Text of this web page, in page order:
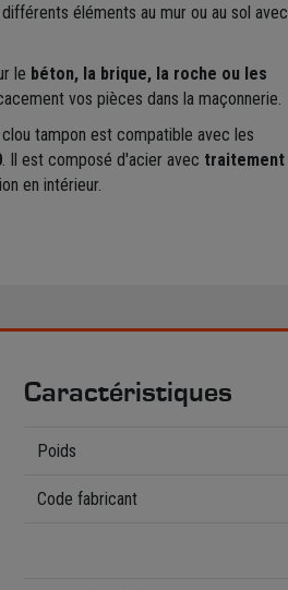
éléments au mur ou au sol avec
le béton, la brique, la roche ou les
vos pièces dans la maçonnerie.
tampon est compatible avec les
. Il est composé d'acier avec traitement
en intérieur.
Caractéristiques
Poids
Code fabricant